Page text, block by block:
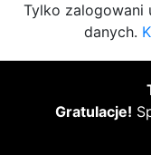
Tylko zalogowani
danych.
Gratulacje!